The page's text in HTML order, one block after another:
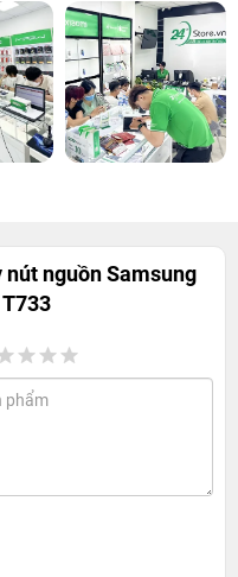
nút nguồn Samsung
T733